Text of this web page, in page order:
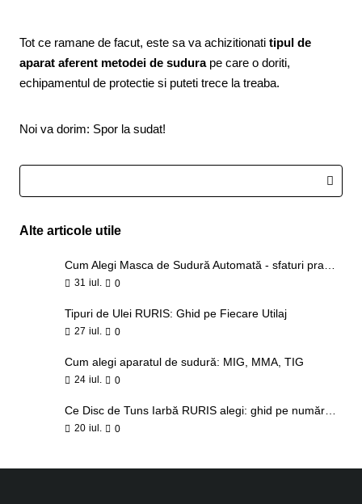
Tot ce ramane de facut, este sa va achizitionati tipul de
aparat aferent metodei de sudurape care o doriti,
echipamentul de protectie si puteti trece la treaba.
Noi va dorim: Spor la sudat!
Alte articole utile
31 iul. 0
Tipuri de Ulei RURIS: Ghid pe Fiecare Utilaj
27 iul. 0
Cum alegi aparatul de sudură: MIG, MMA, TIG
24 iul. 0
20 iul. 0